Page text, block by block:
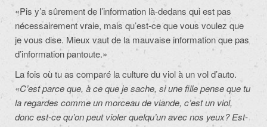
«Pis y’a sûrement de l’information là-dedans qui est pas
nécessairement vraie, mais qu’est-ce que vous voulez que
je vous dise. Mieux vaut de la mauvaise information que pas
d’information pantoute.»
La fois où tu as comparé la culture du viol à un vol d’auto.
«C’est parce que, à ce que je sache, si une fille pense que tu
la regardes comme un morceau de viande, c’est un viol,
donc est-ce qu’on peut violer quelqu’un avec nos yeux? Est-